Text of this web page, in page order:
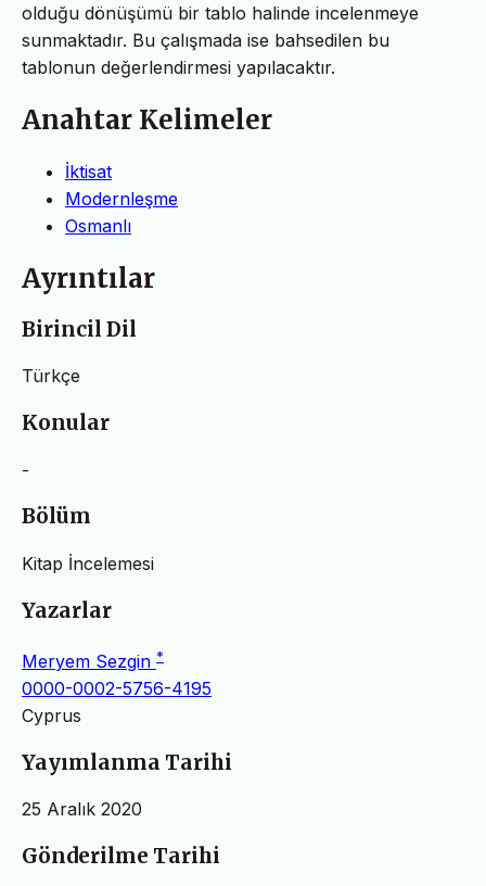
olduğu dönüşümü bir tablo halinde incelenmeye
sunmaktadır. Bu çalışmada ise bahsedilen bu
tablonun değerlendirmesi yapılacaktır.
Anahtar Kelimeler
İktisat
Modernleşme
Osmanlı
Ayrıntılar
Birincil Dil
Türkçe
Konular
-
Bölüm
Kitap İncelemesi
Yazarlar
Meryem Sezgin *
0000-0002-5756-4195
Cyprus
Yayımlanma Tarihi
25 Aralık 2020
Gönderilme Tarihi